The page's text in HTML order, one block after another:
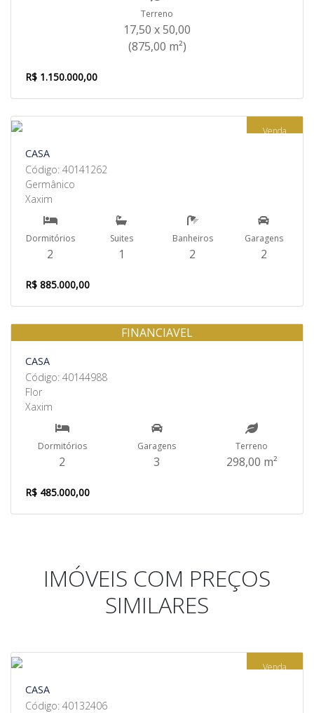
Terreno
17,50 x 50,00
(875,00 m²)
R$ 1.150.000,00
Venda
CASA
Código: 40141262
Germânico
Xaxim
Dormitórios
2
Suites
1
Banheiros
2
Garagens
2
R$ 885.000,00
Venda
FINANCIAVEL
CASA
Código: 40144988
Flor
Xaxim
Dormitórios
2
Garagens
3
Terreno
298,00 m²
R$ 485.000,00
IMÓVEIS COM PREÇOS
SIMILARES
Venda
CASA
Código: 40132406